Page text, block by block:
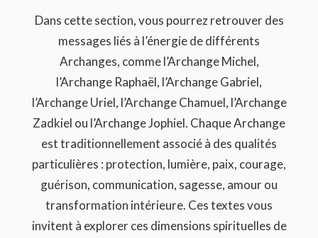
Dans cette section, vous pourrez retrouver des
messages liés à l’énergie de différents
Archanges, comme l’Archange Michel,
l’Archange Raphaël, l’Archange Gabriel,
l’Archange Uriel, l’Archange Chamuel, l’Archange
Zadkiel ou l’Archange Jophiel. Chaque Archange
est traditionnellement associé à des qualités
particulières : protection, lumière, paix, courage,
guérison, communication, sagesse, amour ou
transformation intérieure. Ces textes vous
invitent à explorer ces dimensions spirituelles de